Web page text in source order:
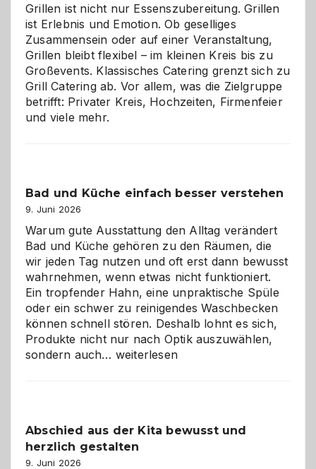
Grillen ist nicht nur Essenszubereitung. Grillen
ist Erlebnis und Emotion. Ob geselliges
Zusammensein oder auf einer Veranstaltung,
Grillen bleibt flexibel – im kleinen Kreis bis zu
Großevents. Klassisches Catering grenzt sich zu
Grill Catering ab. Vor allem, was die Zielgruppe
betrifft: Privater Kreis, Hochzeiten, Firmenfeier
und viele mehr.
Bad und Küche einfach besser verstehen
9. Juni 2026
Warum gute Ausstattung den Alltag verändert
Bad und Küche gehören zu den Räumen, die
wir jeden Tag nutzen und oft erst dann bewusst
wahrnehmen, wenn etwas nicht funktioniert.
Ein tropfender Hahn, eine unpraktische Spüle
oder ein schwer zu reinigendes Waschbecken
können schnell stören. Deshalb lohnt es sich,
Produkte nicht nur nach Optik auszuwählen,
sondern auch… Bad
verstehen
weiterlesen
Abschied aus der Kita bewusst und
herzlich gestalten
9. Juni 2026